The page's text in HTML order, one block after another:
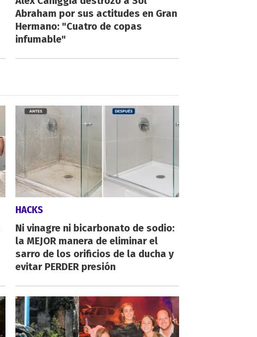
Abraham por sus actitudes en Gran
Hermano: "Cuatro de copas
infumable"
HACKS
Ni vinagre ni bicarbonato de sodio:
la MEJOR manera de eliminar el
sarro de los orificios de la ducha y
evitar PERDER presión